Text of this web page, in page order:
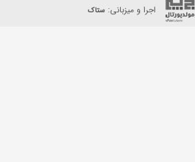
اجرا و میزبانی:ستاک